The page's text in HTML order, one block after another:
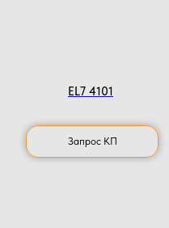
EL7 4101
Запрос КП